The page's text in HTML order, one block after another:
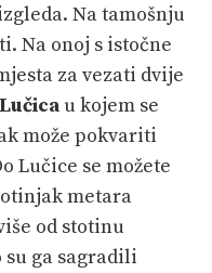
Na tamošnju
Na onoj s istočne
za vezati dvije
Lučica u kojem se
može pokvariti
Lučice se možete
metara
od stotinu
ga sagradili